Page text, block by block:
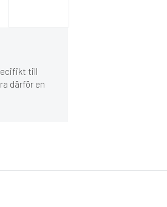
till
därför en